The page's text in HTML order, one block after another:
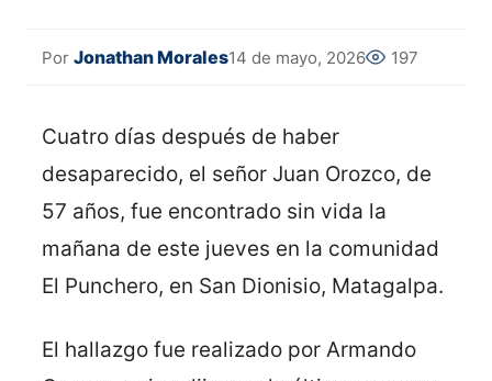
Por Jonathan Morales14 de mayo, 2026 197
Cuatro días después de haber
desaparecido, el señor Juan Orozco, de
57 años, fue encontrado sin vida la
mañana de este jueves en la comunidad
El Punchero, en San Dionisio, Matagalpa.
El hallazgo fue realizado por Armando